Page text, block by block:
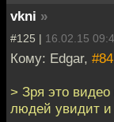
vkni »
#125 | 16.02.15
Кому: Edgar, #84
> Зря это
людей увидит и